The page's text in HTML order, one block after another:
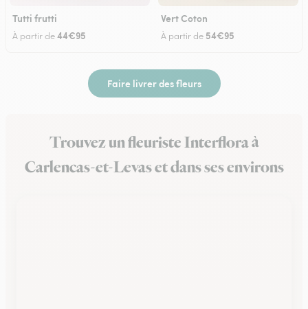
Tutti frutti
À partir de44€95
Vert Coton
À partir de 54€95
Faire livrer des fleurs
Trouvez un fleuriste Interflora à
Carlencas-et-Levas et dans ses environs